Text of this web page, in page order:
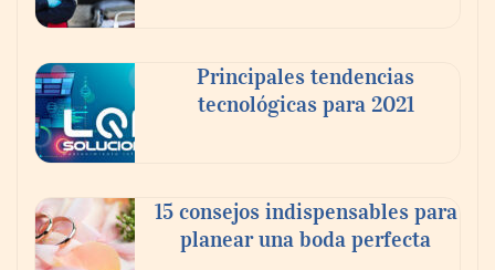
Principales tendencias
tecnológicas para 2021
15 consejos indispensables para
planear una boda perfecta